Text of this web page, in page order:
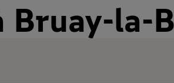
Bruay-la-